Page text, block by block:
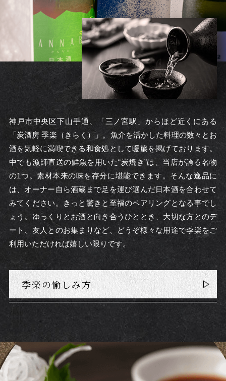
神戸市中央区下山手通、「三ノ宮駅」からほど近くにある
「炭酒房 季楽（きらく）」。魚介を活かした料理の数々とお
酒を気軽に満喫できる和食処として暖簾を掲げております。
中でも漁師直送の鮮魚を用いた“炭焼き”は、当店が誇る名物
の1つ。素材本来の味を存分に堪能できます。そんな逸品に
は、オーナー自ら酒蔵まで足を運び選んだ日本酒を合わせて
みてください。きっと驚きと至福のペアリングとなる事でし
ょう。ゆっくりとお酒と向き合うひととき、大切な方とのデ
ート、友人とのお集まりなど、どうぞ様々な用途で季楽をご
利用いただければ嬉しい限りです。
季楽の愉しみ方